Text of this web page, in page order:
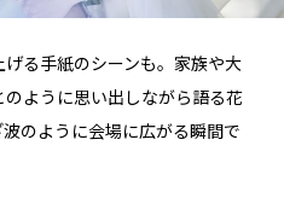
る手紙のシーンも。家族や大
ように思い出しながら語る花
のように会場に広がる瞬間で